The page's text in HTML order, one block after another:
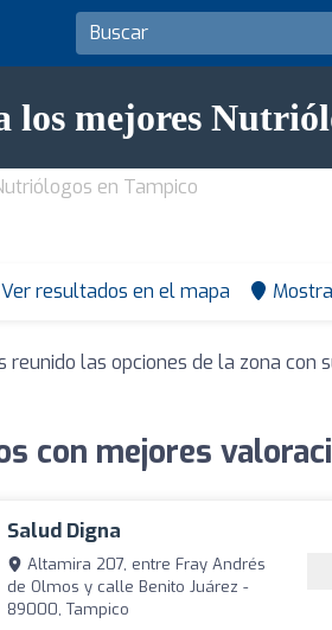
los mejores
en Tampico
Ver resultados en el mapa
reunido las opciones de la zona
con mejores
Salud Digna
Altamira 207, entre Fray Andrés
de Olmos y calle Benito Juárez -
89000, Tampico